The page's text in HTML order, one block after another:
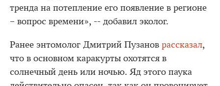
тренда на потепление его появление в регионе
– вопрос времени», -- добавил эколог.
Ранее энтомолог Дмитрий Пузанов рассказал,
что в основном каракурты охотятся в
солнечный день или ночью. Яд этого паука